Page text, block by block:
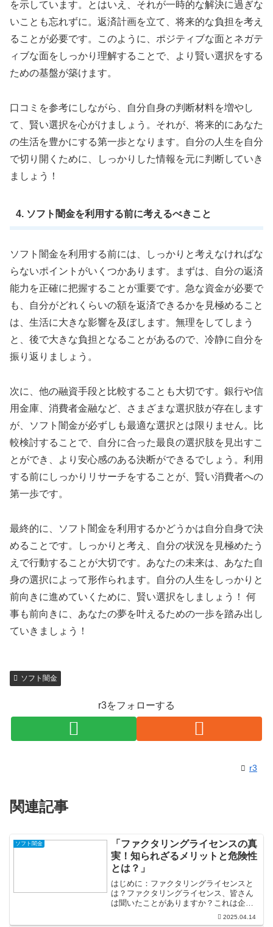
を示しています。とはいえ、それが一時的な解決に過ぎな
いことも忘れずに。返済計画を立て、将来的な負担を考え
ることが必要です。このように、ポジティブな面とネガテ
ィブな面をしっかり理解することで、より賢い選択をする
ための基盤が築けます。
口コミを参考にしながら、自分自身の判断材料を増やし
て、賢い選択を心がけましょう。それが、将来的にあなた
の生活を豊かにする第一歩となります。自分の人生を自分
で切り開くために、しっかりした情報を元に判断していき
ましょう！
4. ソフト闇金を利用する前に考えるべきこと
ソフト闇金を利用する前には、しっかりと考えなければな
らないポイントがいくつかあります。まずは、自分の返済
能力を正確に把握することが重要です。急な資金が必要で
も、自分がどれくらいの額を返済できるかを見極めること
は、生活に大きな影響を及ぼします。無理をしてしまう
と、後で大きな負担となることがあるので、冷静に自分を
振り返りましょう。
次に、他の融資手段と比較することも大切です。銀行や信
用金庫、消費者金融など、さまざまな選択肢が存在します
が、ソフト闇金が必ずしも最適な選択とは限りません。比
較検討することで、自分に合った最良の選択肢を見出すこ
とができ、より安心感のある決断ができるでしょう。利用
する前にしっかりリサーチをすることが、賢い消費者への
第一歩です。
最終的に、ソフト闇金を利用するかどうかは自分自身で決
めることです。しっかりと考え、自分の状況を見極めたう
えで行動することが大切です。あなたの未来は、あなた自
身の選択によって形作られます。自分の人生をしっかりと
前向きに進めていくために、賢い選択をしましょう！ 何
事も前向きに、あなたの夢を叶えるための一歩を踏み出し
ていきましょう！
ソフト闇金
r3をフォローする
r3
関連記事
ソフト闇金
「ファクタリングライセンスの真
実！知られざるメリットと危険性
とは？」
はじめに：ファクタリングライセンスと
は？ファクタリングライセンス、皆さん
は聞いたことがありますか？これは企業
が保有する売掛金を第三者に売却し、即
時に現金化するための画期的な仕組みな
2025.04.14